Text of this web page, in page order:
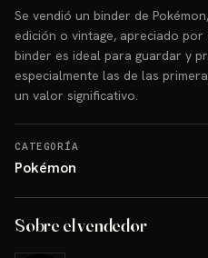
Se vendió un binder de
edición o vintage, apreciado
binder es ideal para guardar y
especialmente las de las
un valor significativo.
CATEGORÍA
Pokémon
Sobre el vendedor